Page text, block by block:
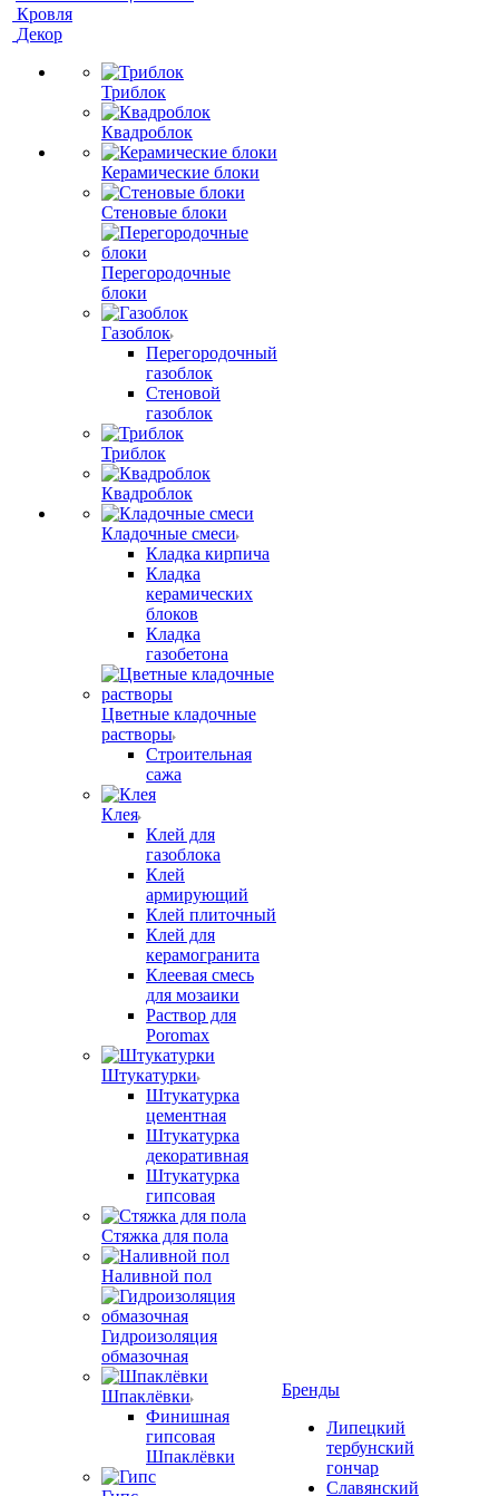
Кровля
Декор
Триблок
Квадроблок
Керамические блоки
Стеновые блоки
Перегородочные
блоки
Газоблок
Перегородочный
газоблок
Стеновой
газоблок
Триблок
Квадроблок
Кладочные смеси
Кладка кирпича
Кладка
керамических
блоков
Кладка
газобетона
Цветные кладочные
растворы
Строительная
сажа
Клея
Клей для
газоблока
Клей
армирующий
Клей плиточный
Клей для
керамогранита
Клеевая смесь
для мозаики
Раствор для
Poromax
Штукатурки
Штукатурка
цементная
Штукатурка
декоративная
Штукатурка
гипсовая
Стяжка для пола
Наливной пол
Гидроизоляция
обмазочная
Шпаклёвки
Финишная
гипсовая
Шпаклёвки
Бренды
Липецкий
тербунский
гончар
Славянский